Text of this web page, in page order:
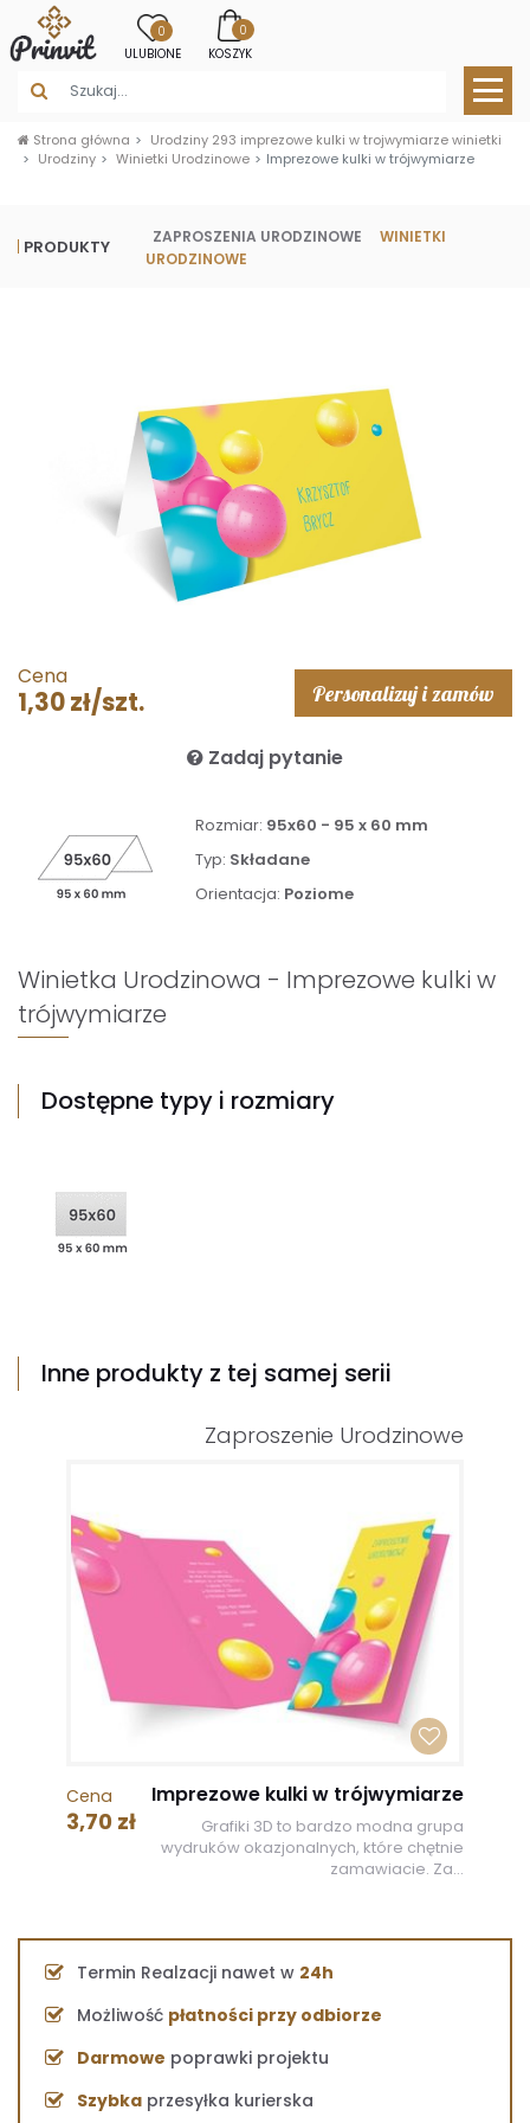
0
ULUBIONE
0
KOSZYK
Strona główna
Urodziny 293 imprezowe kulki w trojwymiarze winietki
Urodziny
Winietki Urodzinowe Imprezowe kulki w trójwymiarze
PRODUKTY ZAPROSZENIA URODZINOWE
WINIETKI
URODZINOWE
Cena
1,30 zł/szt. Personalizuj i zamów
Zadaj pytanie
Rozmiar: 95x60 - 95 x 60 mm
Typ: Składane
Orientacja: Poziome
Winietka Urodzinowa - Imprezowe kulki w
trójwymiarze
Dostępne typy i rozmiary
Inne produkty z tej samej serii
Zaproszenie Urodzinowe
Cena
3,70 zł
Imprezowe kulki w trójwymiarze
Grafiki 3D to bardzo modna grupa
wydruków okazjonalnych, które chętnie
zamawiacie. Za...
Termin Realzacji nawet w 24h
Możliwość płatności przy odbiorze
Darmowe poprawki projektu
Szybka przesyłka kurierska